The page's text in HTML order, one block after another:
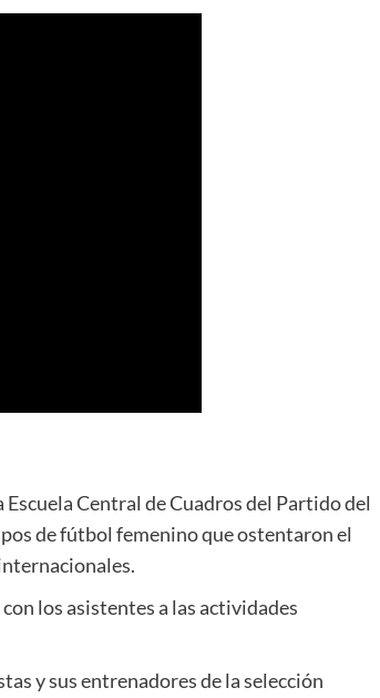
Central de Cuadros del Partido del
de fútbol femenino que ostentaron el
los asistentes a las actividades
y sus entrenadores de la selección